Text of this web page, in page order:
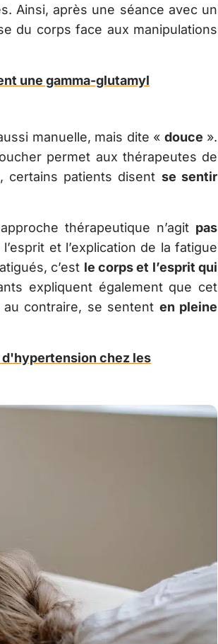
Ainsi, après une séance avec un
du corps face aux manipulations
une gamma-glutamyl
manuelle, mais dite « douce ».
permet aux thérapeutes de
certains patients disent se sentir
thérapeutique n’agit pas
et l’explication de la fatigue
c’est le corps et l’esprit qui
expliquent également que cet
au contraire, se sentent en pleine
chez les